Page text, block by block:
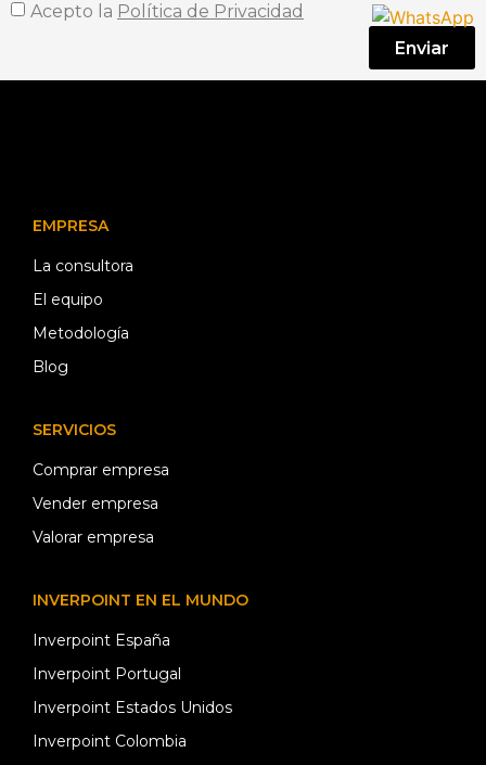
Acepto la Política de Privacidad
Enviar
EMPRESA
La consultora
El equipo
Metodología
Blog
SERVICIOS
Comprar empresa
Vender empresa
Valorar empresa
INVERPOINT EN EL MUNDO
Inverpoint España
Inverpoint Portugal
Inverpoint Estados Unidos
Inverpoint Colombia